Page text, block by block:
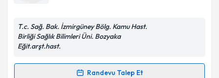
E-posta Adresiniz
Kişisel verilerimin işlenmesine ilişkin
T.c. Sağ. Bak. İzmirgüney Bölg. Kamu Hast.
Birliği Sağlık Bilimleri Üni. Bozyaka
Eğit.arşt.hast.
Randevu Talep Et